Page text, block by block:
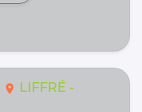
location_on
LIFFRÉ -